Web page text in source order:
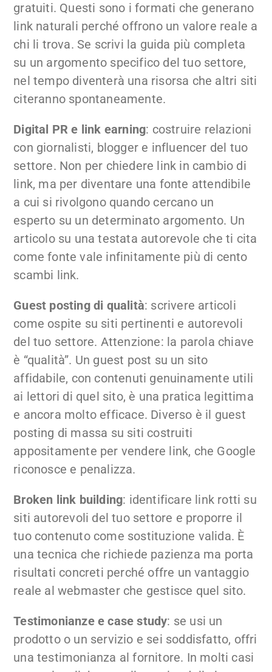
gratuiti. Questi sono i formati che generano
link naturali perché offrono un valore reale a
chi li trova. Se scrivi la guida più completa
su un argomento specifico del tuo settore,
nel tempo diventerà una risorsa che altri siti
citeranno spontaneamente.
Digital PR e link earning: costruire relazioni
con giornalisti, blogger e influencer del tuo
settore. Non per chiedere link in cambio di
link, ma per diventare una fonte attendibile
a cui si rivolgono quando cercano un
esperto su un determinato argomento. Un
articolo su una testata autorevole che ti cita
come fonte vale infinitamente più di cento
scambi link.
Guest posting di qualità: scrivere articoli
come ospite su siti pertinenti e autorevoli
del tuo settore. Attenzione: la parola chiave
è “qualità”. Un guest post su un sito
affidabile, con contenuti genuinamente utili
ai lettori di quel sito, è una pratica legittima
e ancora molto efficace. Diverso è il guest
posting di massa su siti costruiti
appositamente per vendere link, che Google
riconosce e penalizza.
Broken link building: identificare link rotti su
siti autorevoli del tuo settore e proporre il
tuo contenuto come sostituzione valida. È
una tecnica che richiede pazienza ma porta
risultati concreti perché offre un vantaggio
reale al webmaster che gestisce quel sito.
Testimonianze e case study: se usi un
prodotto o un servizio e sei soddisfatto, offri
una testimonianza al fornitore. In molti casi